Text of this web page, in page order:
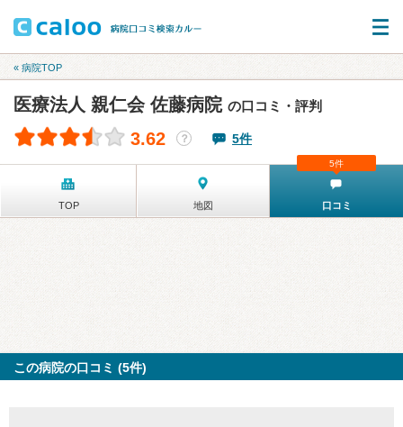
« 病院TOP
医療法人 親仁会 佐藤病院 の口コミ・評判
3.62 ？ 5件
TOP 地図 口コミ
5件
この病院の口コミ (5件)